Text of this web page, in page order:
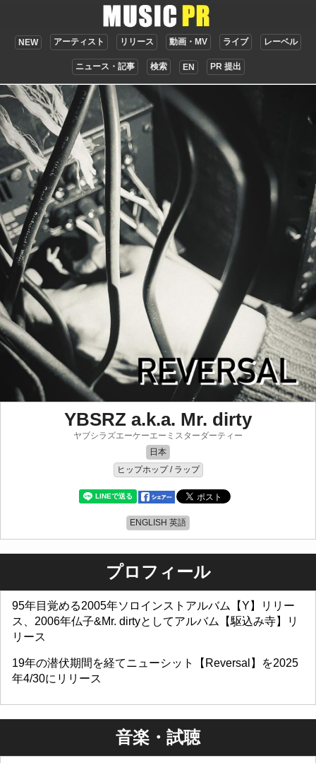
NEW アーティスト リリース 動画・MV ライブ レーベル
ニュース・記事 検索 EN PR 提出
YBSRZ a.k.a. Mr. dirty
ヤブシラズエーケーエーミスターダーティー
日本
ヒップホップ / ラップ
ENGLISH 英語
プロフィール
95年目覚める2005年ソロインストアルバム【Y】リリー
ス、2006年仏子&Mr. dirtyとしてアルバム【駆込み寺】リ
リース
19年の潜伏期間を経てニューシット【Reversal】を2025
年4/30にリリース
音楽・試聴